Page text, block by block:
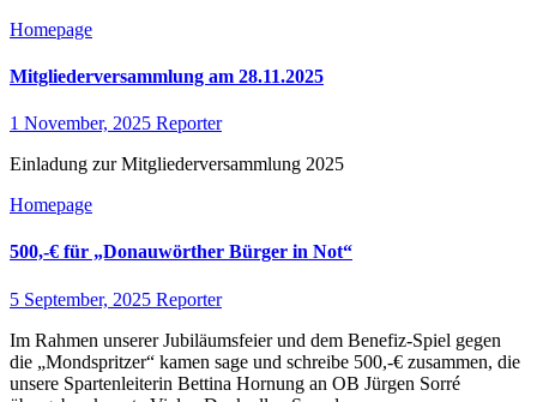
Homepage
Mitgliederversammlung am 28.11.2025
1 November, 2025 Reporter
Einladung zur Mitgliederversammlung 2025
Homepage
500,-€ für „Donauwörther Bürger in Not“
5 September, 2025 Reporter
Im Rahmen unserer Jubiläumsfeier und dem Benefiz-Spiel gegen
die „Mondspritzer“ kamen sage und schreibe 500,-€ zusammen, die
unsere Spartenleiterin Bettina Hornung an OB Jürgen Sorré